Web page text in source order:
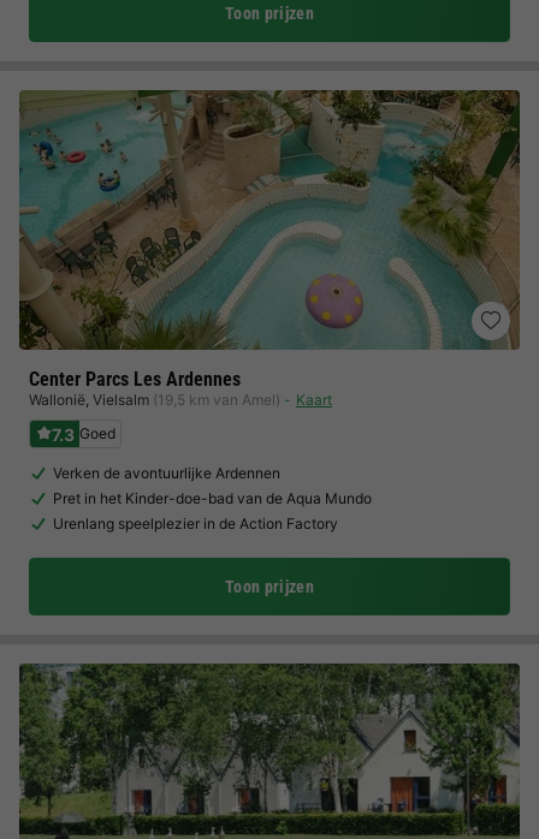
Toon prijzen
Center Parcs Les Ardennes
Wallonië, Vielsalm (19,5 km van Amel) Kaart
7.3 Goed
Verken de avontuurlijke Ardennen
Pret in het Kinder-doe-bad van de Aqua Mundo
Urenlang speelplezier in de Action Factory
Toon prijzen